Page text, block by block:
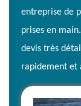
entreprise de
prises en
devis très
rapidement et